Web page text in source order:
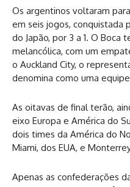
Os argentinos voltaram
em seis jogos, conquistada
do Japão, por 3 a 1. O Boca
melancólica, com um
o Auckland City, o
denomina como uma
As oitavas de final terão,
eixo Europa e América do
dois times da América do
Miami, dos EUA, e
Apenas as confederações